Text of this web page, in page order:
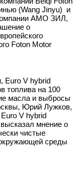
(Wang Jinyu) и
АМО ЗИЛ,
о
Foton Motor
Euro V hybrid
топлива на 100
масла и выбросы
Юрий Лужков,
V hybrid
мнение о
чистые
среды